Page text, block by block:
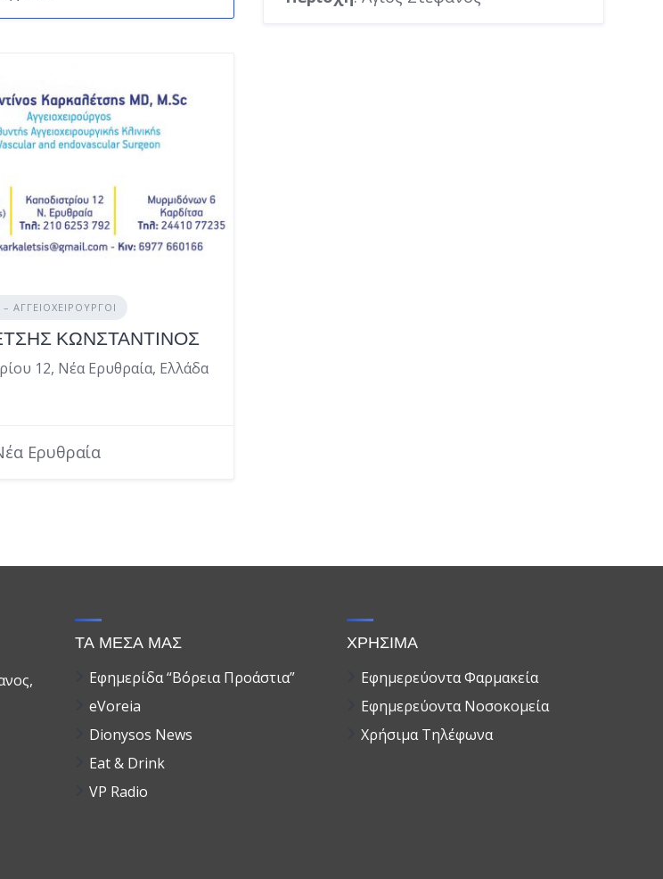
ΑΓΓΕΙΟΧΕΙΡΟΎΡΓΟΙ
ΚΩΝΣΤΑΝΤΙΝΟΣ
12, Νέα Ερυθραία, Ελλάδα
Ερυθραία
ΤΑ ΜΕΣΑ ΜΑΣ
Εφημερίδα “Βόρεια Προάστια”
eVoreia
Dionysos News
Eat & Drink
VP Radio
ΧΡΗΣΙΜΑ
Εφημερεύοντα Φαρμακεία
Εφημερεύοντα Νοσοκομεία
Χρήσιμα Τηλέφωνα